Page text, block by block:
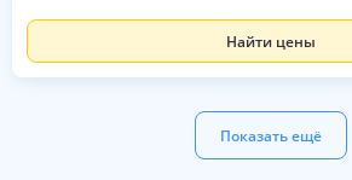
Найти цены
Показать ещё